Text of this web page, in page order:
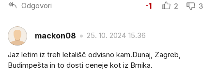
Odgovori -1 2 3
mackon08 25. 10. 2024 15.36
Jaz letim iz treh letališč odvisno kam.Dunaj, Zagreb,
Budimpešta in to dosti ceneje kot iz Brnika.